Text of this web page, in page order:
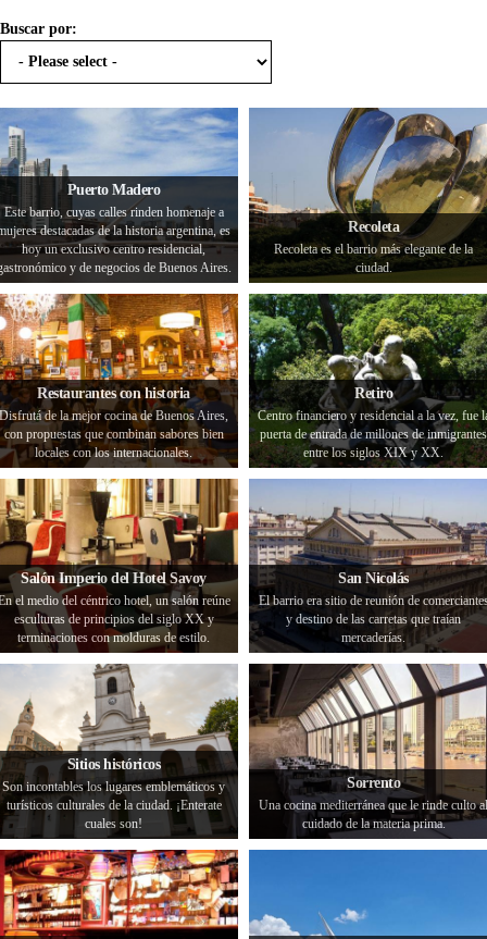
Buscar por:
Puerto Madero
Este barrio, cuyas calles rinden homenaje a
destacadas de la historia argentina, es
hoy un exclusivo centro residencial,
y de negocios de Buenos Aires.
Recoleta
Recoleta es el barrio más elegante de la
ciudad.
Restaurantes con historia
Disfrutá de la mejor cocina de Buenos Aires,
con propuestas que combinan sabores bien
locales con los internacionales.
Retiro
Centro financiero y residencial a la vez, fue
puerta de entrada de millones de inmigrantes
entre los siglos XIX y XX.
Salón Imperio del Hotel Savoy
el medio del céntrico hotel, un salón reúne
esculturas de principios del siglo XX y
terminaciones con molduras de estilo.
San Nicolás
El barrio era sitio de reunión de
y destino de las carretas que traían
mercaderías.
Sitios históricos
Son incontables los lugares emblemáticos y
turísticos culturales de la ciudad. ¡Enterate
cuales son!
Sorrento
Una cocina mediterránea que le rinde culto al
cuidado de la materia prima.